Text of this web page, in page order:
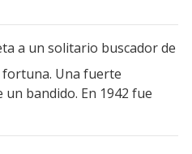
a un solitario buscador de
fortuna. Una fuerte
bandido. En 1942 fue